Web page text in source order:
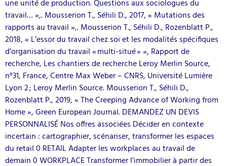
une unité de production. Questions aux sociologues du
travail… »,. Mousserion T., Séhili D., 2017, « Mutations des
rapports au travail »,. Mousserion T., Séhili D., Rozenblatt P.,
2018, « L’essor du travail chez soi et les modalités spécifiques
d’organisation du travail « multi-situé » », Rapport de
recherche, Les chantiers de recherche Leroy Merlin Source,
n°31, France, Centre Max Weber – CNRS, Université Lumière
Lyon 2 ; Leroy Merlin Source. Mousserion T., Séhili D.,
Rozenblatt P., 2019, « The Creeping Advance of Working from
Home », Green European Journal. DEMANDEZ UN DEVIS
PERSONNALISÉ Nos offres associées Décider en contexte
incertain : cartographier, scénariser, transformer les espaces
du retail 0 RETAIL Adapter les workplaces au travail de
demain 0 WORKPLACE Transformer l’immobilier à partir des